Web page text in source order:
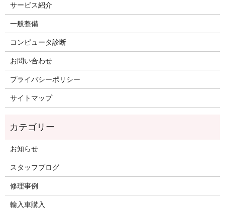
サービス紹介
一般整備
コンピュータ診断
お問い合わせ
プライバシーポリシー
サイトマップ
お知らせ
スタッフブログ
修理事例
輸入車購入